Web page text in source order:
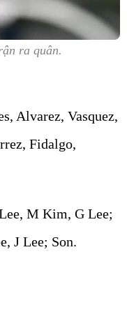
ra quân.
Alvarez, Vasquez,
Fidalgo,
M Kim, G Lee;
J Lee; Son.